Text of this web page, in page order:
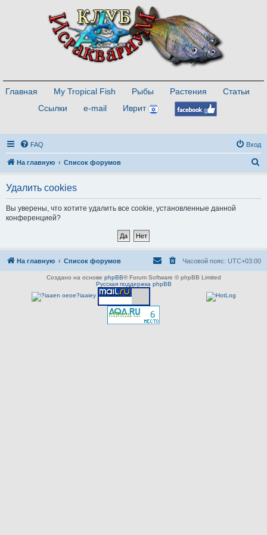
Главная My Tropical Fish Рыбы Растения
Статьи
Ссылки
e-mail Иврит
FAQ Вход
На главную Список форумов
Удалить cookies
Вы уверены, что хотите удалить все cookie, установленные данной
конференцией?
На главную Список форумов Часовой пояс: UTC+03:00
Создано на основе phpBB® Forum Software © phpBB Limited
Русская поддержка phpBB